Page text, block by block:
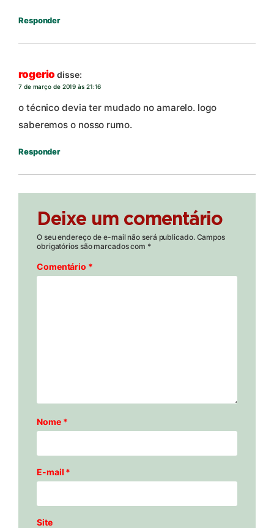
Responder
rogerio disse:
7 de março de 2019 às 21:16
o técnico devia ter mudado no amarelo. logo
saberemos o nosso rumo.
Responder
Deixe um comentário
O seu endereço de e-mail não será publicado. Campos
obrigatórios são marcados com *
Comentário *
Nome *
E-mail *
Site